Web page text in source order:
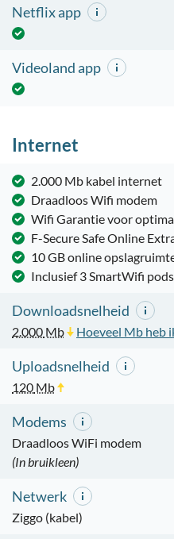
Netflix app
Videoland app
Internet
2.000 Mb kabel internet
Draadloos Wifi modem
Wifi Garantie voor
F-Secure Safe Online
10 GB online
Inclusief 3 SmartWifi pods
Downloadsnelheid
2.000 Mb Hoeveel Mb heb
Uploadsnelheid
120 Mb
Modems
Draadloos WiFi modem
(In bruikleen)
Netwerk
Ziggo (kabel)